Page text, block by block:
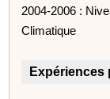
2004-2006 :
Climatique